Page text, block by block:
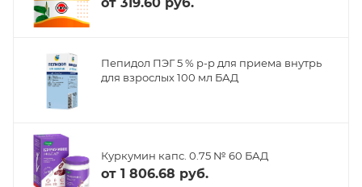
Пепидол ПЭГ 5 % р-р для приема внутрь
для взрослых 100 мл БАД
Куркумин капс. 0.75 № 60 БАД
от 1 806.68 руб.